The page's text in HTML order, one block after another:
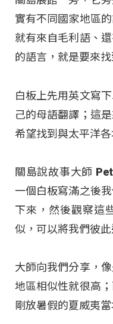
實有不同國家地區
就有來自毛利語、
的語言，就是要來
白板上先用英文寫
己的母語翻譯；這
希望找到與太平洋
關島說故事大師
一個白板寫滿之後
下來，然後觀察這
似，可以將我們彼此
大師向我們分享，
地區相似性就很高
剛放暑假的夏威夷